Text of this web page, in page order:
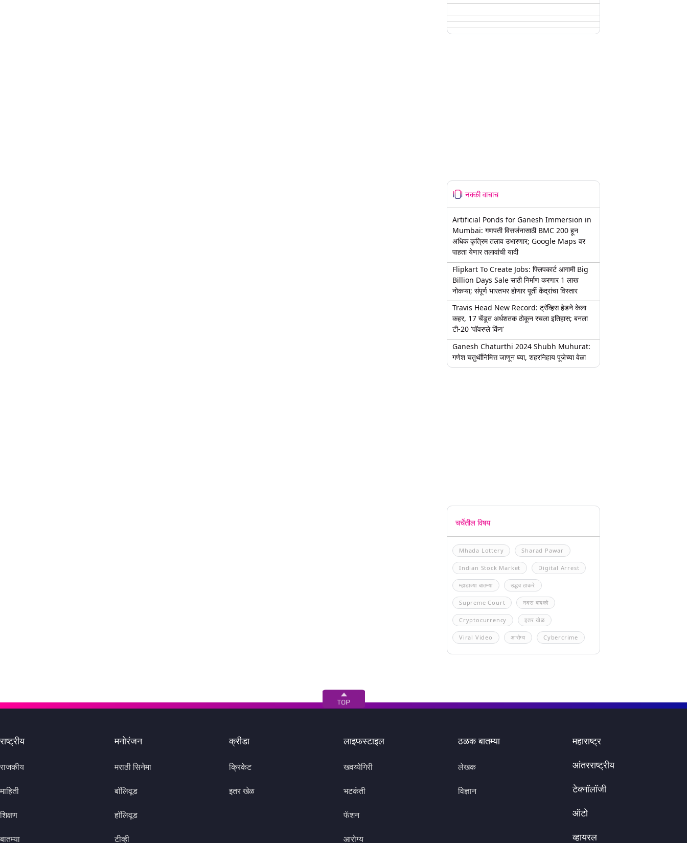
नक्की वाचाच
Artificial Ponds for Ganesh Immersion in
Mumbai: गणपती विसर्जनासाठी BMC 200 हून
अधिक कृत्रिम तलाव उभारणार; Google Maps वर
पाहता येणार तलावांची यादी
Flipkart To Create Jobs: फ्लिपकार्ट आगामी Big
Billion Days Sale साठी निर्माण करणार 1 लाख
नोकऱ्या; संपूर्ण भारतभर होणार पूर्ती केंद्रांचा विस्तार
Travis Head New Record: ट्रॅव्हिस हेडने केला
कहर, 17 चेंडूत अर्धशतक ठोकून रचला इतिहास; बनला
टी-20 'पॉवरप्ले किंग'
Ganesh Chaturthi 2024 Shubh Muhurat:
गणेश चतुर्थीनिमित्त जाणून घ्या, शहरनिहाय पूजेच्या वेळा
चर्चेतील विषय
Mhada Lottery Sharad Pawar
Indian Stock Market Digital Arrest
म्हाडाच्या बातम्या उद्धव ठाकरे
Supreme Court नवरा बायको
Cryptocurrency इतर खेळ
Viral Video आरोग्य Cybercrime
राष्ट्रीय
राजकीय
माहिती
शिक्षण
बातम्या
मनोरंजन
मराठी सिनेमा
बॉलिवूड
हॉलिवूड
टीव्ही
क्रीडा
क्रिकेट
इतर खेळ
लाइफस्टाइल
खवय्येगिरी
भटकंती
फॅशन
आरोग्य
ठळक बातम्या
लेखक
विज्ञान
महाराष्ट्र
आंतरराष्ट्रीय
टेक्नॉलॉजी
ऑटो
व्हायरल